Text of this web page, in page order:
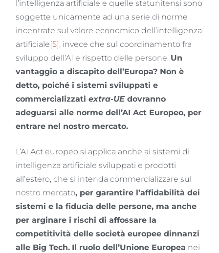
l’intelligenza artificiale e quelle statunitensi sono
soggette unicamente ad una serie di norme
incentrate sul valore economico dell’intelligenza
artificiale[5], invece che sul coordinamento fra
sviluppo dell’AI e rispetto delle persone. Un
vantaggio a discapito dell’Europa? Non è
detto, poiché i sistemi sviluppati e
commercializzatiextra-UE dovranno
adeguarsi alle norme dell’AI Act Europeo, per
entrare nel nostro mercato.
L’AI Act europeo si applica anche ai sistemi di
intelligenza artificiale sviluppati e prodotti
all’estero, che si intenda commercializzare sul
nostro mercato, per garantire l’affidabilità dei
sistemi e la fiducia delle persone, ma anche
per arginare i rischi di affossare la
competitività delle società europee dinnanzi
alle Big Tech. Il ruolo dell’Unione Europea nei